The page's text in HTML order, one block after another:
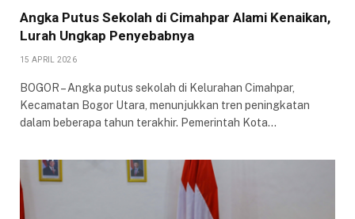
Angka Putus Sekolah di Cimahpar Alami Kenaikan,
Lurah Ungkap Penyebabnya
15 APRIL 2026
BOGOR – Angka putus sekolah di Kelurahan Cimahpar,
Kecamatan Bogor Utara, menunjukkan tren peningkatan
dalam beberapa tahun terakhir. Pemerintah Kota…